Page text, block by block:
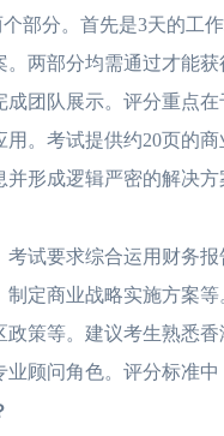
分。首先是3天的工作
两部分均需通过才能
团队展示。评分重点
。考试提供约20页的
形成逻辑严密的解决
要求综合运用财务报
定商业战略实施方案
政策等。建议考生熟悉
顾问角色。评分标准